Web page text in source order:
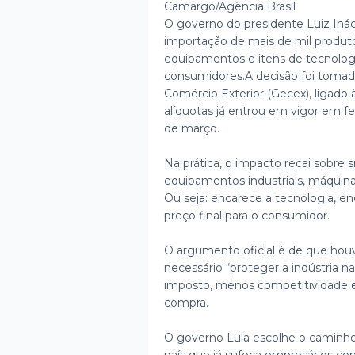
Camargo/Agência Brasil
O governo do presidente Luiz
importação de mais de mil
equipamentos e itens de
consumidores.A decisão foi
Comércio Exterior (Gecex), ligado
alíquotas já entrou em vigor em
de março.
Na prática, o impacto recai sobre
equipamentos industriais,
Ou seja: encarece a tecnologia,
preço final para o consumidor.
O argumento oficial é de que
necessário “proteger a indústria
imposto, menos competitividade
compra.
O governo Lula escolhe o